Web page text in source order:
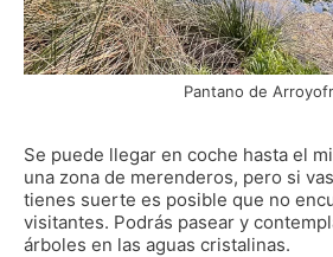
Pantano de
Se puede llegar en coche hasta el
una zona de merenderos, pero si
tienes suerte es posible que no
visitantes. Podrás pasear y
árboles en las aguas cristalinas.